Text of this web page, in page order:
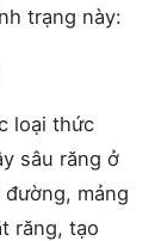
trạng này:
loại thức
sâu răng ở
mảng
răng, tạo